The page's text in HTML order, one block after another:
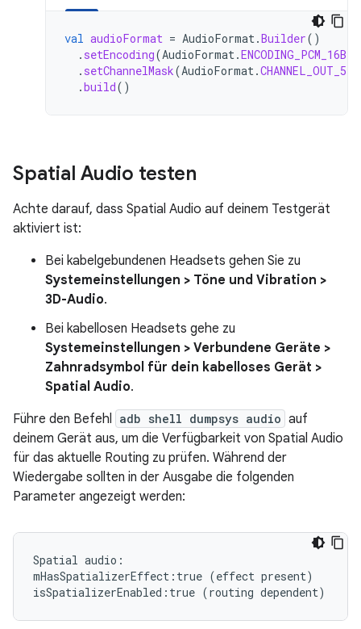
val audioFormat = AudioFormat.Builder()
. setEncoding(AudioFormat.ENCODING_PCM_16BIT
. setChannelMask(AudioFormat.
.build()
Spatial Audio testen
Achte darauf, dass Spatial Audio auf deinem Testgerät
aktiviert ist:
Bei kabelgebundenen Headsets gehen Sie zu
Systemeinstellungen > Töne und Vibration >
3D-Audio.
Bei kabellosen Headsets gehe zu
Systemeinstellungen > Verbundene Geräte >
Zahnradsymbol für dein kabelloses Gerät >
Spatial Audio.
Führe den Befehl adb shell dumpsys audio auf
deinem Gerät aus, um die Verfügbarkeit von Spatial Audio
für das aktuelle Routing zu prüfen. Während der
Wiedergabe sollten in der Ausgabe die folgenden
Parameter angezeigt werden:
Spatial audio:
mHasSpatializerEffect:true (effect present)
isSpatializerEnabled:true (routing dependent)